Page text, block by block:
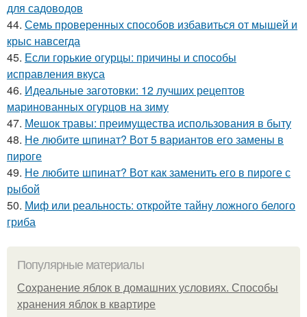
для садоводов
44. Семь проверенных способов избавиться от мышей и
крыс навсегда
45. Если горькие огурцы: причины и способы
исправления вкуса
46. Идеальные заготовки: 12 лучших рецептов
маринованных огурцов на зиму
47. Мешок травы: преимущества использования в быту
48. Не любите шпинат? Вот 5 вариантов его замены в
пироге
49. Не любите шпинат? Вот как заменить его в пироге с
рыбой
50. Миф или реальность: откройте тайну ложного белого
гриба
Популярные материалы
Сохранение яблок в домашних условиях. Способы
хранения яблок в квартире